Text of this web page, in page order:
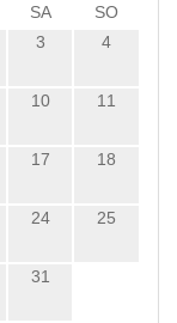
SA
SO
3 4
10 11
17 18
24 25
31